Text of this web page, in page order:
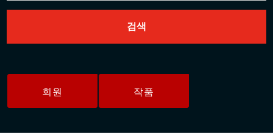
회원 작품